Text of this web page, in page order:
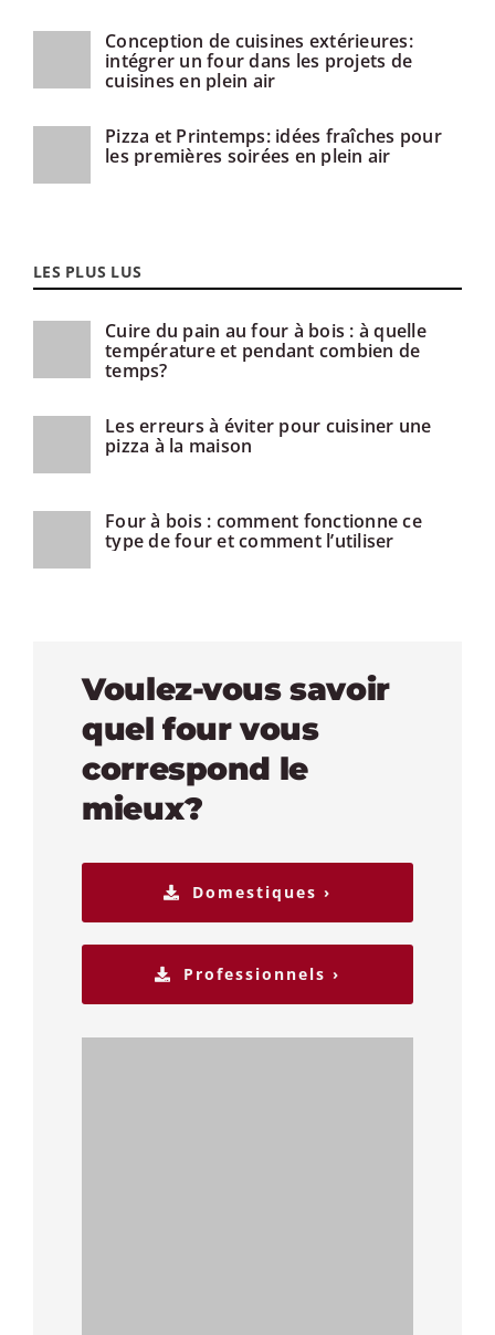
Conception de cuisines extérieures:
intégrer un four dans les projets de
cuisines en plein air
Pizza et Printemps: idées fraîches pour
les premières soirées en plein air
LES PLUS LUS
Cuire du pain au four à bois : à quelle
température et pendant combien de
temps?
Les erreurs à éviter pour cuisiner une
pizza à la maison
Four à bois : comment fonctionne ce
type de four et comment l’utiliser
Voulez-vous savoir
quel four vous
correspond le
mieux?
Domestiques ›
Professionnels ›